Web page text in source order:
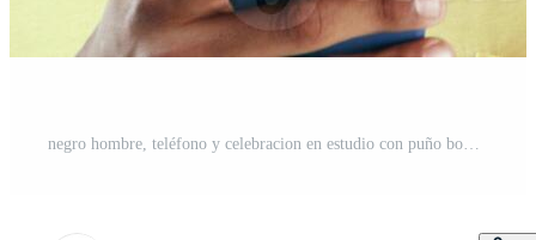
negro hombre, teléfono y celebracion en estudio con puño bomba, éxito y ganar en línea premio por verde antecedentes. africano persona, teléfono inteligente y móvil aplicación con objetivos, lucro y Bosquejo espacio con comercio Foto Pro